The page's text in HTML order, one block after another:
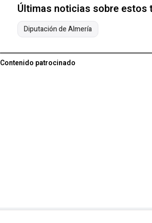
Últimas noticias sobre estos
Diputación de Almería
Contenido patrocinado